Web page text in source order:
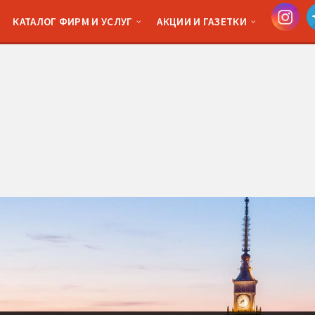
КАТАЛОГ ФИРМ И УСЛУГ АКЦИИ И ГАЗЕТКИ